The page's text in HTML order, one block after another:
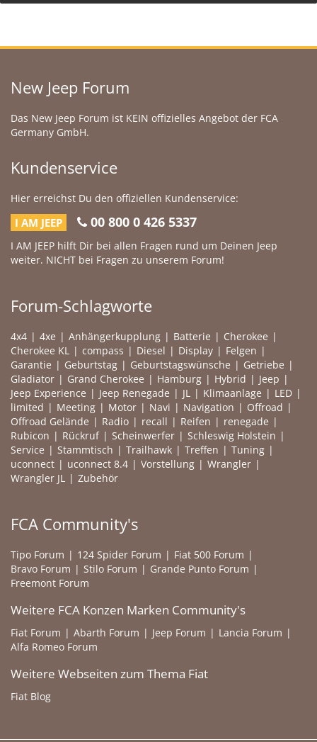
New Jeep Forum
Das New Jeep Forum ist KEIN offizielles Angebot der FCA
Germany GmbH.
Kundenservice
Hier erreichst Du den offiziellen Kundenservice:
I AM JEEP 00 800 0 426 5337
I AM JEEP hilft Dir bei allen Fragen rund um Deinen Jeep
weiter. NICHT bei Fragen zu unserem Forum!
Forum-Schlagworte
4x4 4xe Anhängerkupplung Batterie
Cherokee
Cherokee KL
compass Diesel Display
Felgen
Garantie
Geburtstag Geburtstagswünsche
Getriebe
Gladiator
Grand Cherokee Hamburg Hybrid
Jeep
Jeep Experience
Jeep Renegade JL Klimaanlage
LED
limited
Meeting Motor Navi Navigation
Offroad
Offroad Gelände
Radio recall Reifen
renegade
Rubicon
Rückruf Scheinwerfer
Schleswig Holstein
Service
Stammtisch Trailhawk Treffen
Tuning
uconnect
uconnect 8.4 Vorstellung
Wrangler
Wrangler JL
Zubehör
FCA Community's
Tipo Forum 124 Spider Forum
Fiat 500 Forum
Bravo Forum
Stilo Forum
Grande Punto Forum
Freemont Forum
Weitere FCA Konzen Marken Community's
Fiat Forum Abarth Forum Jeep Forum
Lancia Forum
Alfa Romeo Forum
Weitere Webseiten zum Thema Fiat
Fiat Blog